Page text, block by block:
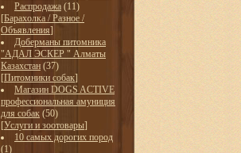
Распродажа (11)
[Барахолка / Разное /
Объявления]
Доберманы питомника
"АДАЛ ЭСКЕР " Алматы
Казахстан (37)
[Питомники собак]
Магазин DOGS ACTIVE
профессиональная амуниция
для собак (50)
[Услуги и зоотовары]
10 самых дорогих пород
(1)